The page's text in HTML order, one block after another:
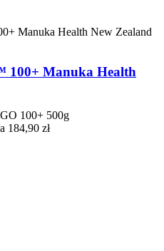
Manuka Health
100+ 500g
184,90 zł